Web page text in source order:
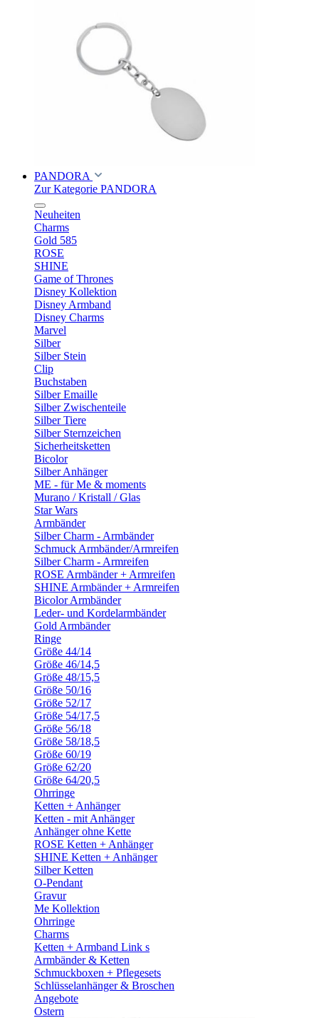
PANDORA
Zur Kategorie PANDORA
Neuheiten
Charms
Gold 585
ROSE
SHINE
Game of Thrones
Disney Kollektion
Disney Armband
Disney Charms
Marvel
Silber
Silber Stein
Clip
Buchstaben
Silber Emaille
Silber Zwischenteile
Silber Tiere
Silber Sternzeichen
Sicherheitsketten
Bicolor
Silber Anhänger
ME - für Me & moments
Murano / Kristall / Glas
Star Wars
Armbänder
Silber Charm - Armbänder
Schmuck Armbänder/Armreifen
Silber Charm - Armreifen
ROSE Armbänder + Armreifen
SHINE Armbänder + Armreifen
Bicolor Armbänder
Leder- und Kordelarmbänder
Gold Armbänder
Ringe
Größe 44/14
Größe 46/14,5
Größe 48/15,5
Größe 50/16
Größe 52/17
Größe 54/17,5
Größe 56/18
Größe 58/18,5
Größe 60/19
Größe 62/20
Größe 64/20,5
Ohrringe
Ketten + Anhänger
Ketten - mit Anhänger
Anhänger ohne Kette
ROSE Ketten + Anhänger
SHINE Ketten + Anhänger
Silber Ketten
O-Pendant
Gravur
Me Kollektion
Ohrringe
Charms
Ketten + Armband Link s
Armbänder & Ketten
Schmuckboxen + Pflegesets
Schlüsselanhänger & Broschen
Angebote
Ostern